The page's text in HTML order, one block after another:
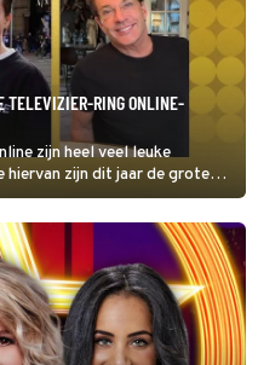
TELEVIZIER-RING ONLINE-
zijn heel veel leuke
hiervan zijn dit jaar de grote